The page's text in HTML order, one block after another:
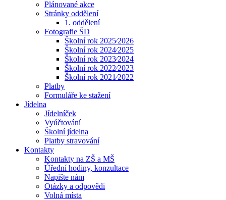
Plánované akce
Stránky oddělení
1. oddělení
Fotografie ŠD
Školní rok 2025⁄2026
Školní rok 2024⁄2025
Školní rok 2023⁄2024
Školní rok 2022⁄2023
Školní rok 2021⁄2022
Platby
Formuláře ke stažení
Jídelna
Jídelníček
Vyúčtování
Školní jídelna
Platby stravování
Kontakty
Kontakty na ZŠ a MŠ
Úřední hodiny, konzultace
Napište nám
Otázky a odpovědi
Volná místa